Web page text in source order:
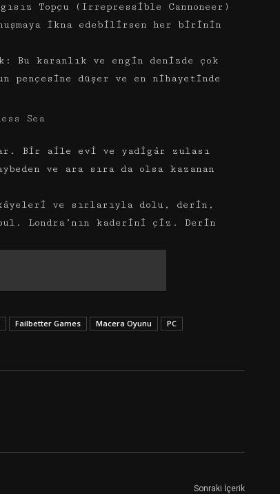
Topçu (Irrepressible Cannoneer)
ikna edebilirsen her birinin
Bu karanlık ve engin denizde çok
pençesine düşer ve en nihayetinde
Bir aile evi ve yadigâr zulası
ve ara sıra da olsa kazanan
ve sırlarıyla dolu, derin,
Londra’nın kaderini çiz. Derin
Failbetter Games Macera Oyunu
PC
Sonraki İçerik